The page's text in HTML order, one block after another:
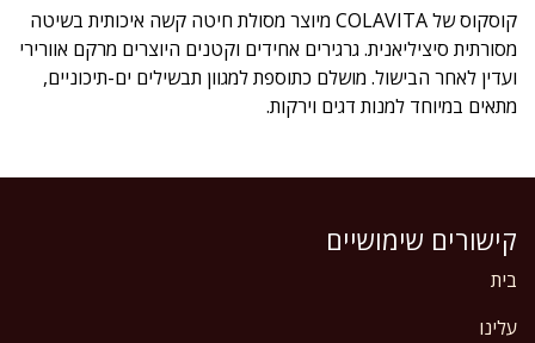
קוסקוס של COLAVITA מיוצר מסולת חיטה קשה איכותית בשיטה
מסורתית סיציליאנית. גרגירים אחידים וקטנים היוצרים מרקם אוורירי
ועדין לאחר הבישול. מושלם כתוספת למגוון תבשילים ים-תיכוניים,
מתאים במיוחד למנות דגים וירקות.
קישורים שימושיים
בית
עלינו